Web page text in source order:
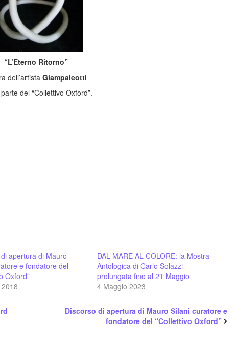
“L’Eterno Ritorno”
dell’artista Giampaleotti
del “Collettivo Oxford”.
apertura di Mauro
e fondatore del
Oxford”
DAL MARE AL COLORE: la Mostra
Antologica di Carlo Solazzi
prolungata fino al 21 Maggio
4 Maggio 2023
Discorso di apertura di Mauro Silani curatore e
fondatore del “Collettivo Oxford”